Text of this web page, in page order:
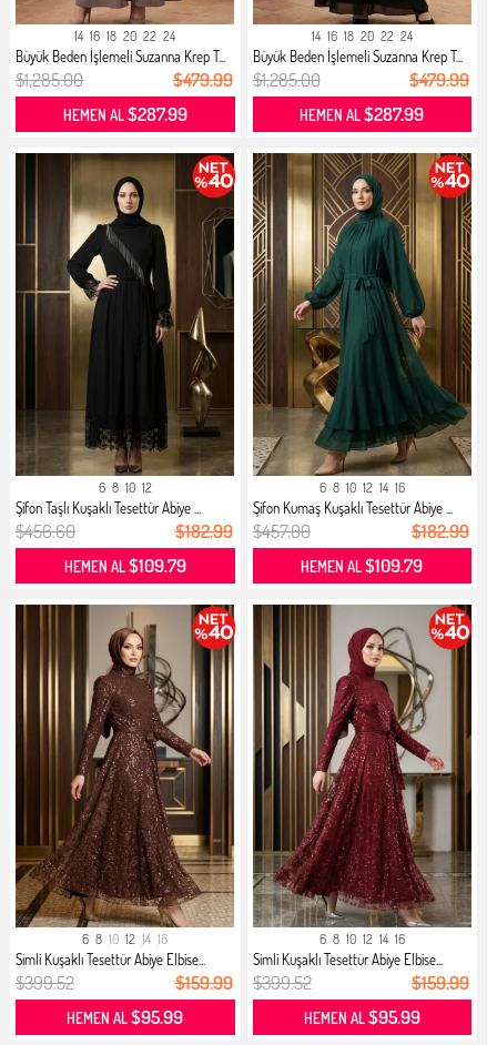
14 16 18 20 22 24
Büyük Beden İşlemeli Suzanna Krep T...
$1,285.00 $479.99
HEMEN AL$287.99
14 16 18 20 22 24
Büyük Beden İşlemeli Suzanna Krep T...
$1,285.00 $479.99
HEMEN AL$287.99
6 8 10 12
Şifon Taşlı Kuşaklı Tesettür Abiye ...
$456.60 $182.99
HEMEN AL$109.79
6 8 10 12 14 16
Şifon Kumaş Kuşaklı Tesettür Abiye ...
$457.00 $182.99
HEMEN AL$109.79
6 8 10 12 14 16
Simli Kuşaklı Tesettür Abiye Elbise...
$399.52 $159.99
HEMEN AL$95.99
6 8 10 12 14 16
Simli Kuşaklı Tesettür Abiye Elbise...
$399.52 $159.99
HEMEN AL$95.99